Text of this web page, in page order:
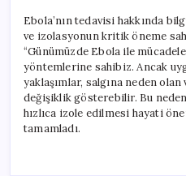
Ebola’nın tedavisi hakkında
ve izolasyonun kritik öneme
“Günümüzde Ebola ile
yöntemlerine sahibiz. Ancak
yaklaşımlar, salgına neden
değişiklik gösterebilir. Bu
hızlıca izole edilmesi hayati
tamamladı.